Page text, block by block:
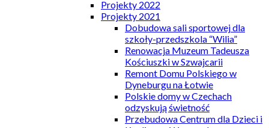
Projekty 2022
Projekty 2021
Dobudowa sali sportowej dla
szkoły-przedszkola “Wilia”
Renowacja Muzeum Tadeusza
Kościuszki w Szwajcarii
Remont Domu Polskiego w
Dyneburgu na Łotwie
Polskie domy w Czechach
odzyskują świetność
Przebudowa Centrum dla Dzieci i